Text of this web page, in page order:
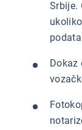
Srbije.
Dokaz